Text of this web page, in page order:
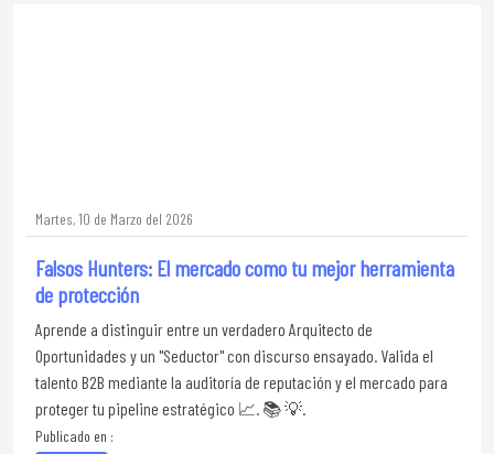
Martes, 10 de Marzo del 2026
Falsos Hunters: El mercado como tu mejor herramienta
de protección
Aprende a distinguir entre un verdadero Arquitecto de
Oportunidades y un "Seductor" con discurso ensayado. Valida el
talento B2B mediante la auditoría de reputación y el mercado para
proteger tu pipeline estratégico 📈. 📚 💡.
Publicado en :